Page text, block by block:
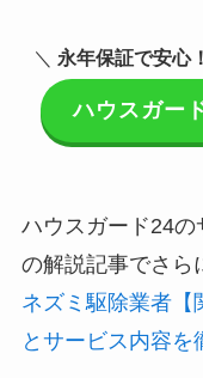
＼ 永年保証で安心
ハウスガー
ハウスガード24
の解説記事でさら
ネズミ駆除業者【
とサービス内容を